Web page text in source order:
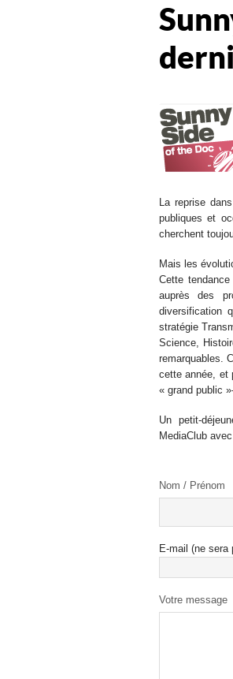
La reprise
publiques et
cherchent
Mais les
Cette
auprès des
diversification
stratégie
Science,
remarquables.
cette année, et
« grand public
Un petit-
MediaClub
Nom / Prénom
E-mail (ne sera
Votre message